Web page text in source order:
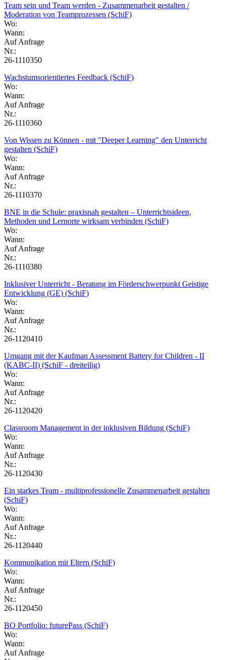
Team sein und Team werden - Zusammenarbeit gestalten /
Moderation von Teamprozessen (SchiF)
Wo:
Wann:
Auf Anfrage
Nr.:
26-1110350
Wachstumsorientiertes Feedback (SchiF)
Wo:
Wann:
Auf Anfrage
Nr.:
26-1110360
Von Wissen zu Können - mit "Deeper Learning" den Unterricht
gestalten (SchiF)
Wo:
Wann:
Auf Anfrage
Nr.:
26-1110370
BNE in die Schule: praxisnah gestalten – Unterrichtsideen,
Methoden und Lernorte wirksam verbinden (SchiF)
Wo:
Wann:
Auf Anfrage
Nr.:
26-1110380
Inklusiver Unterricht - Beratung im Förderschwerpunkt Geistige
Entwicklung (GE) (SchiF)
Wo:
Wann:
Auf Anfrage
Nr.:
26-1120410
Umgang mit der Kaufman Assessment Battery for Children - II
(KABC-II) (SchiF - dreiteilig)
Wo:
Wann:
Auf Anfrage
Nr.:
26-1120420
Classroom Management in der inklusiven Bildung (SchiF)
Wo:
Wann:
Auf Anfrage
Nr.:
26-1120430
Ein starkes Team - multiprofessionelle Zusammenarbeit gestalten
(SchiF)
Wo:
Wann:
Auf Anfrage
Nr.:
26-1120440
Kommunikation mit Eltern (SchiF)
Wo:
Wann:
Auf Anfrage
Nr.:
26-1120450
BO Portfolio: futurePass (SchiF)
Wo:
Wann:
Auf Anfrage